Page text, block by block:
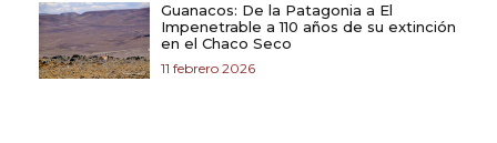
Guanacos: De la Patagonia a El
Impenetrable a 110 años de su extinción
en el Chaco Seco
11 febrero 2026